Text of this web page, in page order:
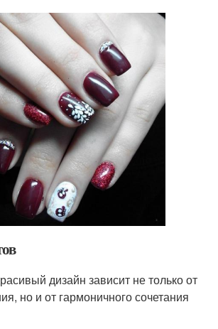
дизайн зависит не только от
но и от гармоничного сочетания